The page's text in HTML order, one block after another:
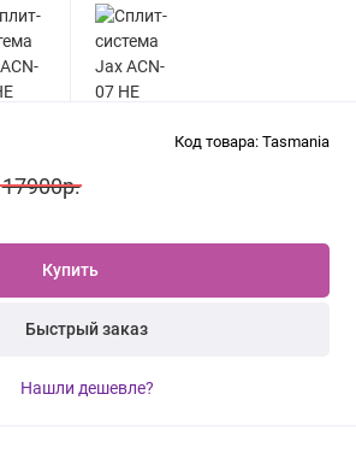
Код товара: Tasmania
17900р.
Купить
Быстрый заказ
Нашли дешевле?